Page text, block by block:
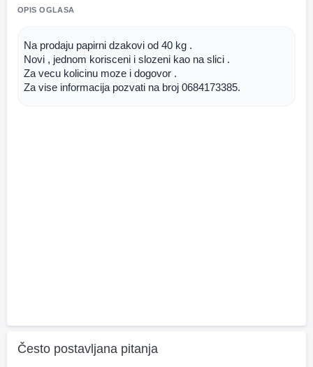
OPIS OGLASA
Na prodaju papirni dzakovi od 40 kg .
Novi , jednom korisceni i slozeni kao na slici .
Za vecu kolicinu moze i dogovor .
Za vise informacija pozvati na broj 0684173385.
Često postavljana pitanja